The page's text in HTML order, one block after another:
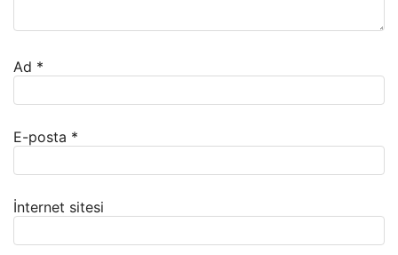
Ad *
E-posta *
İnternet sitesi